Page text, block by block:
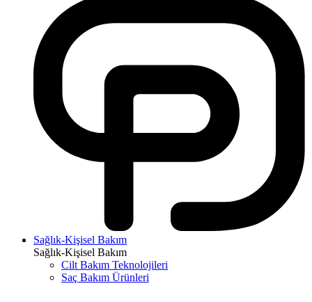
Sağlık-Kişisel Bakım
Sağlık-Kişisel Bakım
Cilt Bakım Teknolojileri
Saç Bakım Ürünleri